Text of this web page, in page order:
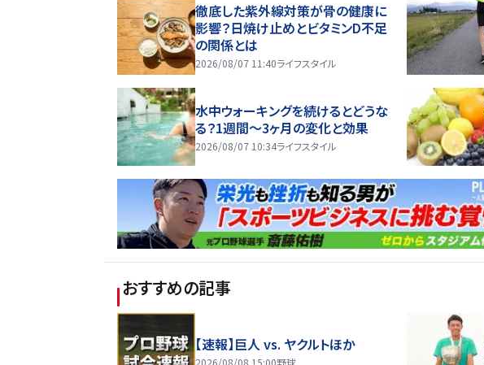
徹底した紫外線対策が骨の健康に
影響？日焼け止めとビタミンD不足
の関係とは
2026/08/07 11:40ライフスタイル
水中ウォーキングを続けるとどうな
る？1週間～3ヶ月の変化と効果
2026/08/07 10:34ライフスタイル
おすすめの記事
【速報】巨人 vs. ヤクルトほか